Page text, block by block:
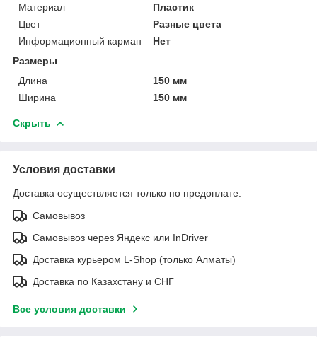
Материал
Пластик
Цвет
Разные цвета
Информационный карман
Нет
Размеры
Длина
150 мм
Ширина
150 мм
Скрыть
Условия доставки
Доставка осуществляется только по предоплате.
Самовывоз
Самовывоз через Яндекс или InDriver
Доставка курьером L-Shop (только Алматы)
Доставка по Казахстану и СНГ
Все условия доставки